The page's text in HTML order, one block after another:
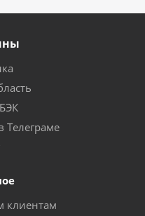
Телеграме
клиентам